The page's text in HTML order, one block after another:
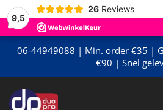
9,5
26 Reviews
Meteen
naar
de
content06-44949088 | Min. order €35 |
€90 | Snel